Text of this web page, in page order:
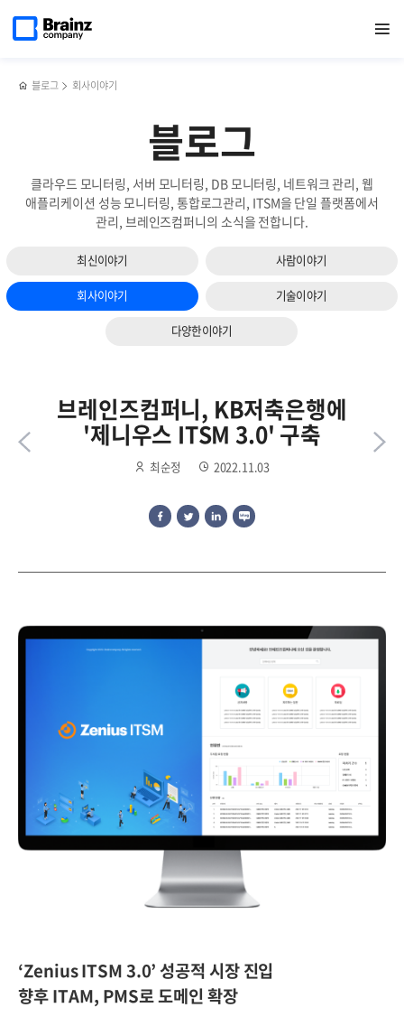
열기
페이지로
블로그 회사이야기
블로그
클라우드 모니터링, 서버 모니터링, DB 모니터링, 네트워크 관리, 웹
애플리케이션 성능 모니터링, 통합로그관리, ITSM을 단일 플랫폼에서
관리, 브레인즈컴퍼니의 소식을 전합니다.
최신이야기 사람이야기
회사이야기 기술이야기
다양한이야기
브레인저의
행복한
'브행시'
브레인즈컴퍼니, KB저축은행에
'제니우스 ITSM 3.0' 구축
최순정 2022.11.03
브레인즈컴퍼니
‘Zenius ITSM 3.0’성공적 시장 진입
향후ITAM, PMS로 도메인 확장
다음
슬라이드